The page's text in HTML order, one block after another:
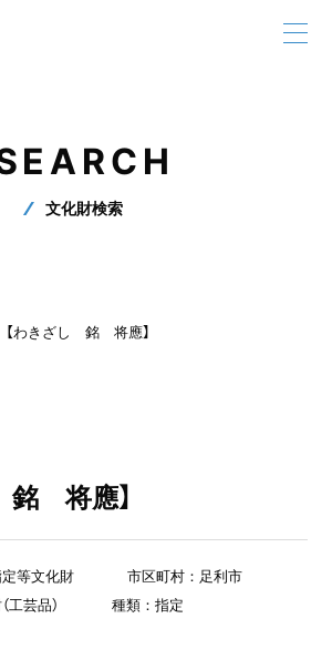
文化財検索
【わきざし 銘 将應】
銘 将應】
等文化財
市区町村：足利市
工芸品）
種類：指定